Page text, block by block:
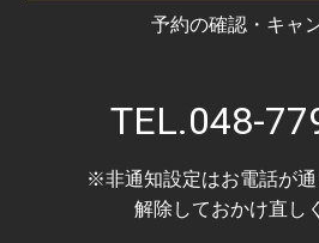
予約の確認・キャ
TEL.048-
※非通知設定はお電話が通
解除しておかけ直し